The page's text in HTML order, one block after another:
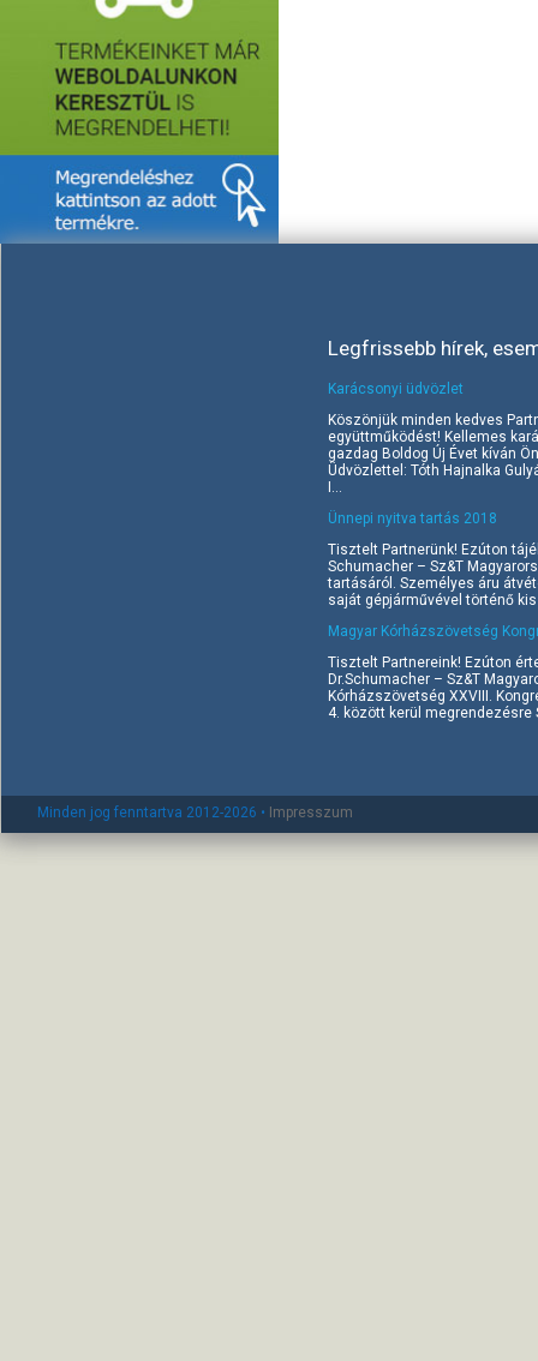
Legfrissebb hírek,
Karácsonyi üdvözlet
Köszönjük minden kedves
együttműködést! Kellemes
gazdag Boldog Új Évet kíván
Üdvözlettel: Tóth Hajnalka
I...
Ünnepi nyitva tartás 2018
Tisztelt Partnerünk! Ezúton
Schumacher – Sz&T
tartásáról. Személyes áru
saját gépjárművével történő
Magyar Kórházszövetség
Tisztelt Partnereink! Ezúton
Dr.Schumacher – Sz&T
Kórházszövetség XXVIII.
4. között kerül megrendezésre
Minden jog fenntartva 2012-2026 • Impresszum